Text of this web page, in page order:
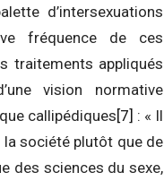
d’intersexuations
fréquence de ces
traitements appliqués
vision normative
callipédiques[7] : « Il
société plutôt que de
des sciences du sexe,